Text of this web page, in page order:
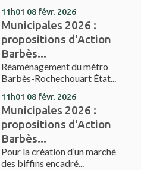
11h01 08 févr. 2026
Municipales 2026 :
propositions d'Action
Barbès...
Réaménagement du métro
Barbès-Rochechouart État...
11h01 08 févr. 2026
Municipales 2026 :
propositions d'Action
Barbès...
Pour la création d’un marché
des biffins encadré...